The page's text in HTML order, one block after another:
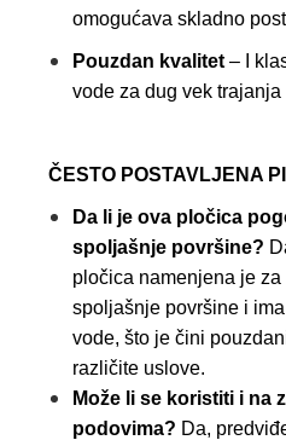
omogućava skladno
Pouzdan kvalitet – I
vode za dug vek trajanja
ČESTO POSTAVLJENA
Da li je ova pločica
spoljašnje površine?
pločica namenjena je za
spoljašnje površine i
vode, što je čini
različite uslove.
Može li se koristiti i na
podovima? Da,